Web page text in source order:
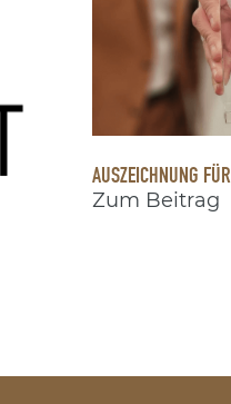
AUSZEICHNUNG
Zum Beitrag